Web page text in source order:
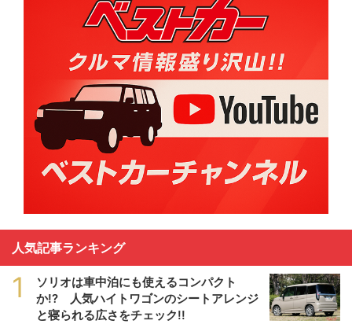
人気記事ランキング
1
ソリオは車中泊にも使えるコンパクト
か!? 人気ハイトワゴンのシートアレンジ
と寝られる広さをチェック!!